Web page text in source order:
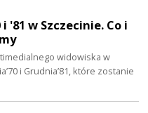
'81 w Szczecinie. Co i
widowiska w
i Grudnia’81, które zostanie